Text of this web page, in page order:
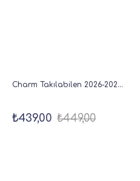
Charm Takılabilen 2026-2027 Mid-Year Akademik Cep Ajanda 9x17 cm Pembe
₺439,00 ₺449,00